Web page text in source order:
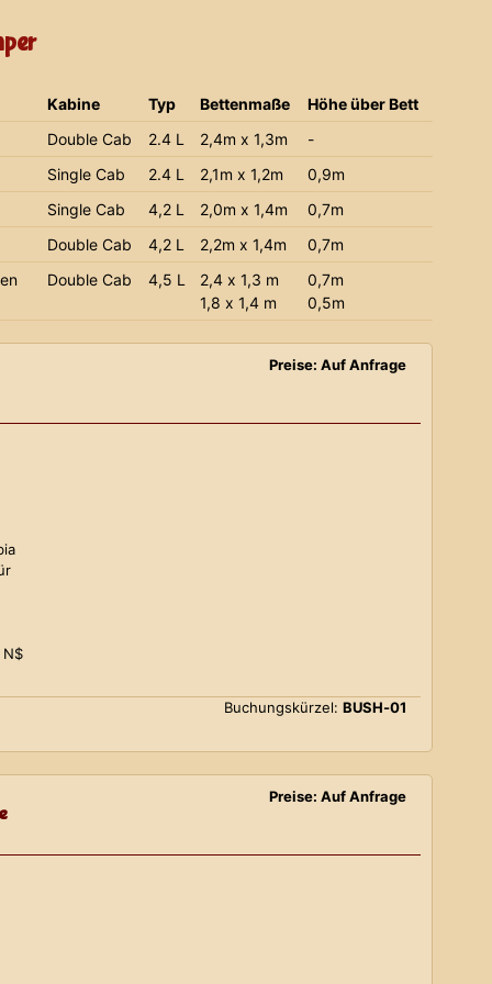
Kabine Typ Bettenmaße
Höhe über Bett
Double Cab
2.4 L 2,4m x 1,3m
-
Single Cab
2.4 L 2,1m x 1,2m
0,9m
Single Cab
4,2 L 2,0m x 1,4m
0,7m
Double Cab
4,2 L 2,2m x 1,4m
0,7m
Double Cab 4,5 L
2,4 x 1,3 m
1,8 x 1,4 m
0,7m
0,5m
Preise: Auf Anfrage
N$
Buchungskürzel: BUSH-01
Preise: Auf Anfrage